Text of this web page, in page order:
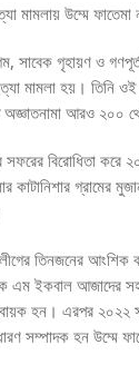
উম্মে ফাতেমা
সাবেক গৃহায়ণ ও
মামলা হয়। তিনি
অজ্ঞাতনামা আরও
সফরের বিরোধিতা
গ্রামের
তিনজনের
এম ইকবাল আজাদের
হন। এরপর ২০২২
সম্পাদক হন উম্মে